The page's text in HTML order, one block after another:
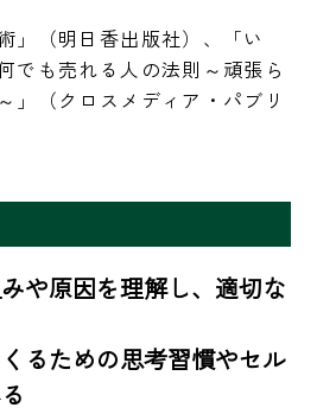
」（明日香出版社）、「い
でも売れる人の法則～頑張ら
」（クロスメディア・パブリ
や原因を理解し、適切な
るための思考習慣やセル